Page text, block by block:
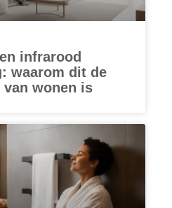
infrarood
waarom dit de
wonen is